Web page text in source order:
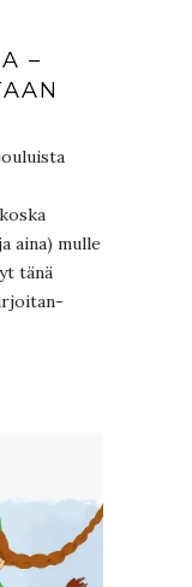
–
aina) mulle
tänä